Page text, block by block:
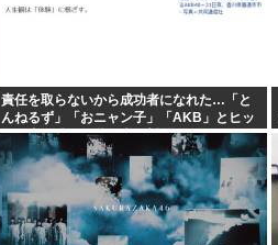
責任を取らないから成功者になれた…「と
んねるず」「おニャン子」「AKB」とヒッ
トを出し続けた秋元康の哲学！！！